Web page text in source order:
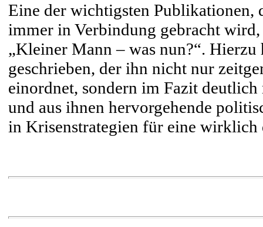
Eine der wichtigsten Publikationen,
immer in Verbindung gebracht
„Kleiner Mann – was nun?“.
geschrieben, der ihn nicht nur
einordnet, sondern im Fazit deutlich
und aus ihnen hervorgehende
in Krisenstrategien für eine wirklich